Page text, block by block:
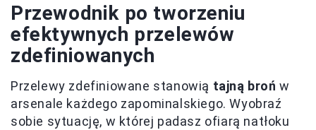
Przewodnik po tworzeniu
efektywnych przelewów
zdefiniowanych
Przelewy zdefiniowane stanowią tajną broń w
arsenale każdego zapominalskiego. Wyobraź
sobie sytuację, w której padasz ofiarą natłoku